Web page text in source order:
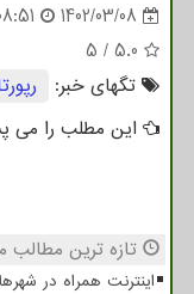
1402/03/08
5.0
/
5
تگهای خبر:
این مطلب را می
تازه ترین مطالب
اینترنت همراه در